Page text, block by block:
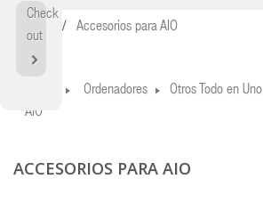
Check
out
Home Accesorios para AIO
Ordenadores Otros Todo en Uno
AIO
ACCESORIOS PARA AIO